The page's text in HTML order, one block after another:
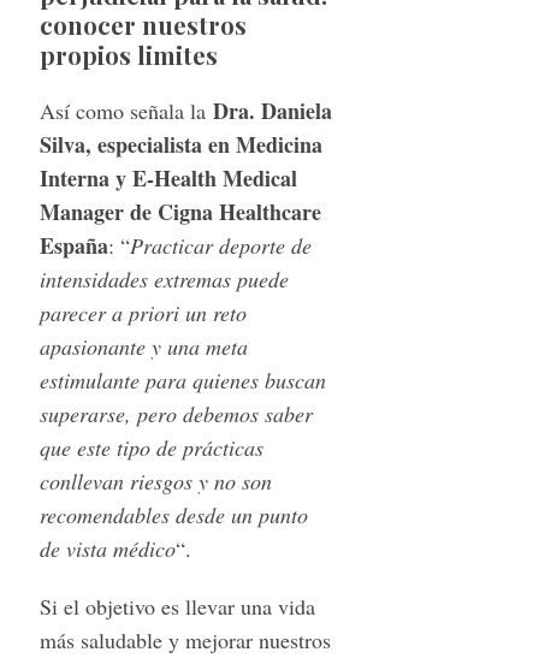
conocer nuestros
propios limites
Así como señala la Dra. Daniela
Silva, especialista en Medicina
Interna y E-Health Medical
Manager de Cigna Healthcare
España: “Practicar deporte de
intensidades extremas puede
parecer a priori un reto
apasionante y una meta
estimulante para quienes buscan
superarse, pero debemos saber
que este tipo de prácticas
conllevan riesgos y no son
recomendables desde un punto
de vista médico“.
Si el objetivo es llevar una vida
más saludable y mejorar nuestros